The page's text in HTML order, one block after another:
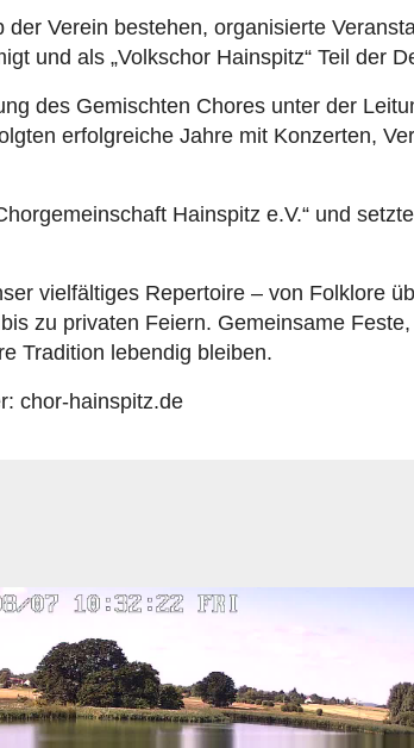
Verein bestehen, organisierte
und als „Volkschor Hainspitz“ Teil der
des Gemischten Chores unter der
erfolgreiche Jahre mit Konzerten,
Hainspitz e.V.“ und
vielfältiges Repertoire – von Folklore
zu privaten Feiern. Gemeinsame
Tradition lebendig bleiben.
chor-hainspitz.de